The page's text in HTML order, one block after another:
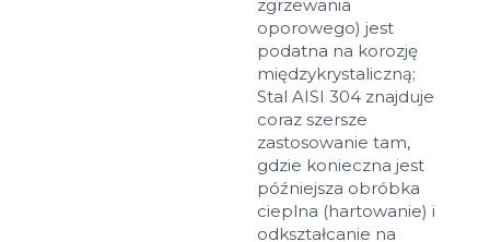
zgrzewania
oporowego) jest
podatna na korozję
międzykrystaliczną;
Stal AISI 304 znajduje
coraz szersze
zastosowanie tam,
gdzie konieczna jest
późniejsza obróbka
cieplna (hartowanie) i
odkształcanie na